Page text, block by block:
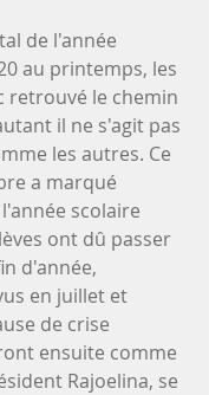
de l'année
au printemps, les
retrouvé le chemin
il ne s'agit pas
les autres. Ce
a marqué
scolaire
ont dû passer
d'année,
en juillet et
de crise
ensuite comme
Rajoelina, se